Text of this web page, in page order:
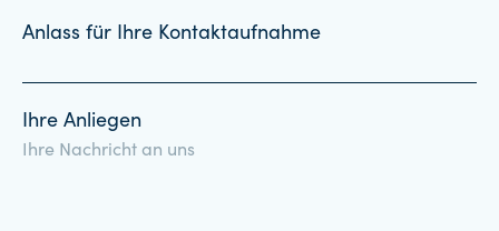
Anlass für Ihre Kontaktaufnahme
Ihre Anliegen